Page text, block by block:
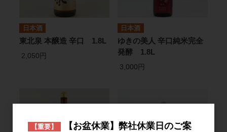
日本酒
東北泉 本醸造 辛口 1.8L
2,050円
日本酒
ゆきの美人 辛口純米完全
発酵 1.8L
3,000円
【重要】
【お盆休業】弊社休業日のご案